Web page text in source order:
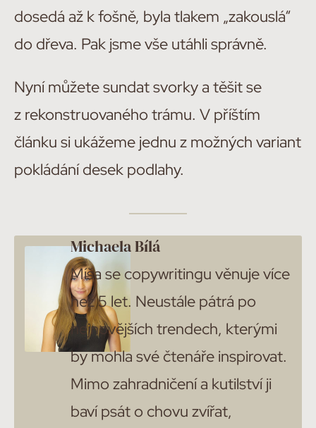
dosedá až k fošně, byla tlakem „zakouslá“
do dřeva. Pak jsme vše utáhli správně.
Nyní můžete sundat svorky a těšit se
z rekonstruovaného trámu. V příštím
článku si ukážeme jednu z možných variant
pokládání desek podlahy.
Michaela Bílá
Míša se copywritingu věnuje více
než 5 let. Neustále pátrá po
nejnovějších trendech, kterými
by mohla své čtenáře inspirovat.
Mimo zahradničení a kutilství ji
baví psát o chovu zvířat,